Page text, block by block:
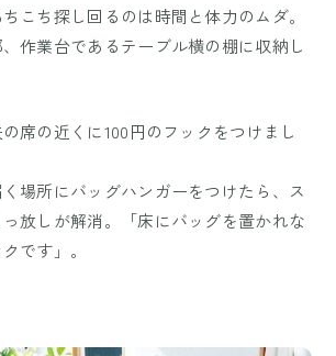
こち探し回るのは時間と体力のムダ。
作業台であるテーブル横の棚に収納し
の席の近くに100円のフックをつけまし
場所にバッグハンガーをつけたら、ス
放しが解消。「床にバッグを置かれな
です」。